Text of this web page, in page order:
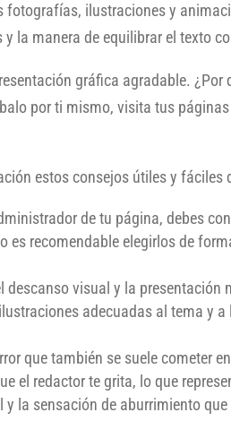
fotografías, ilustraciones y
la manera de equilibrar el texto
gráfica agradable.
por ti mismo, visita tus
estos consejos útiles y fáciles
de tu página, debes
recomendable elegirlos de
descanso visual y la presentación
adecuadas al tema y
que también se suele cometer
el redactor te grita, lo que
la sensación de aburrimiento